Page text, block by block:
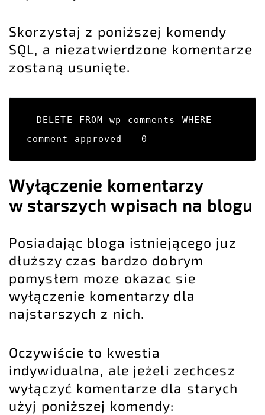
Skorzystaj z poniższej komendy
SQL, a niezatwierdzone komentarze
zostaną usunięte.
DELETE FROM wp_comments WHERE
comment_approved = 0
Wyłączenie komentarzy
w starszych wpisach na blogu
Posiadając bloga istniejącego juz
dłuższy czas bardzo dobrym
pomysłem moze okazac sie
wyłączenie komentarzy dla
najstarszych z nich.
Oczywiście to kwestia
indywidualna, ale jeżeli zechcesz
wyłączyć komentarze dla starych
użyj poniższej komendy: